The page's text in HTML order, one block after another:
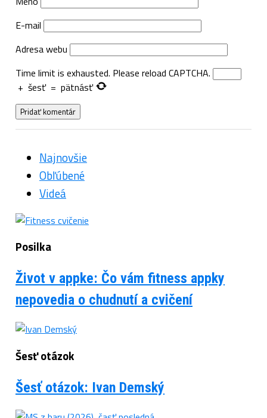
E-mail
Adresa webu
Time limit is exhausted. Please reload CAPTCHA.
+ šesť = pätnásť
Najnovšie
Obľúbené
Videá
Posilka
Život v appke: Čo vám fitness appky
nepovedia o chudnutí a cvičení
Šesť otázok
Šesť otázok: Ivan Demský